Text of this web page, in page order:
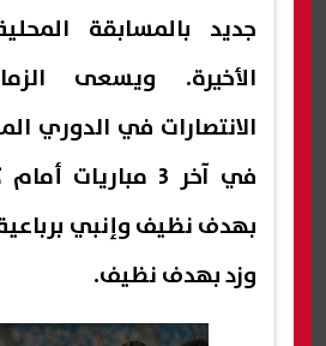
جديد بالمسابقة
الأخيرة.
ويسعى
الانتصارات في الدوري
في آخر 3 مباريات
بهدف نظيف وإنبي
وزد بهدف نظيف.